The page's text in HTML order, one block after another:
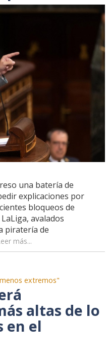
una batería de
explicaciones por
bloqueos de
avalados
piratería de
más...
extremos"
altas de lo
en el